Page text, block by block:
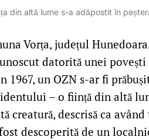
din altă lume s-a adăpostit în
Vorța, județul
datorită unei povești
1967, un OZN s-ar fi
– o ființă din altă
creatură, descrisă ca
descoperită de un